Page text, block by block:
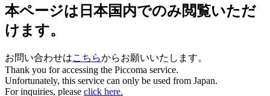
本ページは日本国内でのみ閲覧いただ
けます。
お問い合わせはこちらからお願いいたします。
Thank you for accessing the Piccoma service.
Unfortunately, this service can only be used from Japan.
For inquiries, please click here.